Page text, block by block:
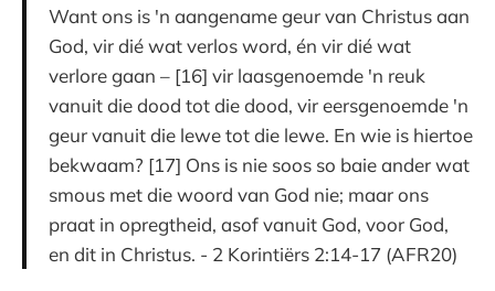
Want ons is 'n aangename geur van Christus aan
God, vir dié wat verlos word, én vir dié wat
verlore gaan – [16] vir laasgenoemde 'n reuk
vanuit die dood tot die dood, vir eersgenoemde 'n
geur vanuit die lewe tot die lewe. En wie is hiertoe
bekwaam? [17] Ons is nie soos so baie ander wat
smous met die woord van God nie; maar ons
praat in opregtheid, asof vanuit God, voor God,
en dit in Christus. - 2 Korintiërs 2:14-17 (AFR20)